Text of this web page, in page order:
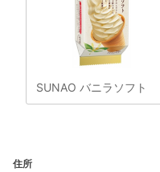
SUNAO バニラソフト
住所